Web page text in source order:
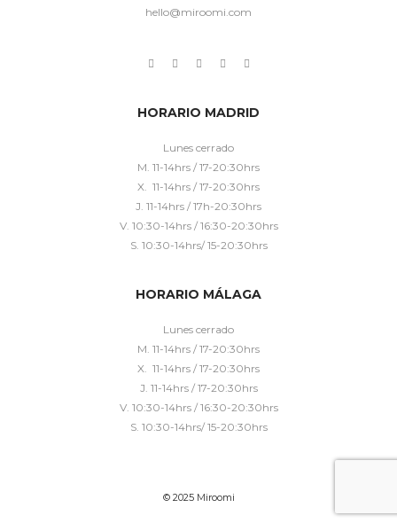
hello@miroomi.com
HORARIO MADRID
Lunes cerrado
M. 11-14hrs / 17-20:30hrs
X. 11-14hrs / 17-20:30hrs
J. 11-14hrs / 17h-20:30hrs
V. 10:30-14hrs / 16:30-20:30hrs
S. 10:30-14hrs/ 15-20:30hrs
HORARIO MÁLAGA
Lunes cerrado
M. 11-14hrs / 17-20:30hrs
X. 11-14hrs / 17-20:30hrs
J. 11-14hrs / 17-20:30hrs
V. 10:30-14hrs / 16:30-20:30hrs
S. 10:30-14hrs/ 15-20:30hrs
© 2025 Miroomi